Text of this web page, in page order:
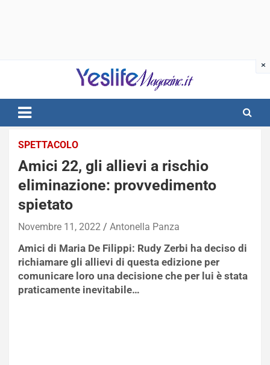
notizie di intrattenimento
SPETTACOLO
Amici 22, gli allievi a rischio
eliminazione: provvedimento
spietato
Novembre 11, 2022 Antonella Panza
Amici di Maria De Filippi: Rudy Zerbi ha deciso di
richiamare gli allievi di questa edizione per
comunicare loro una decisione che per lui è stata
praticamente inevitabile…